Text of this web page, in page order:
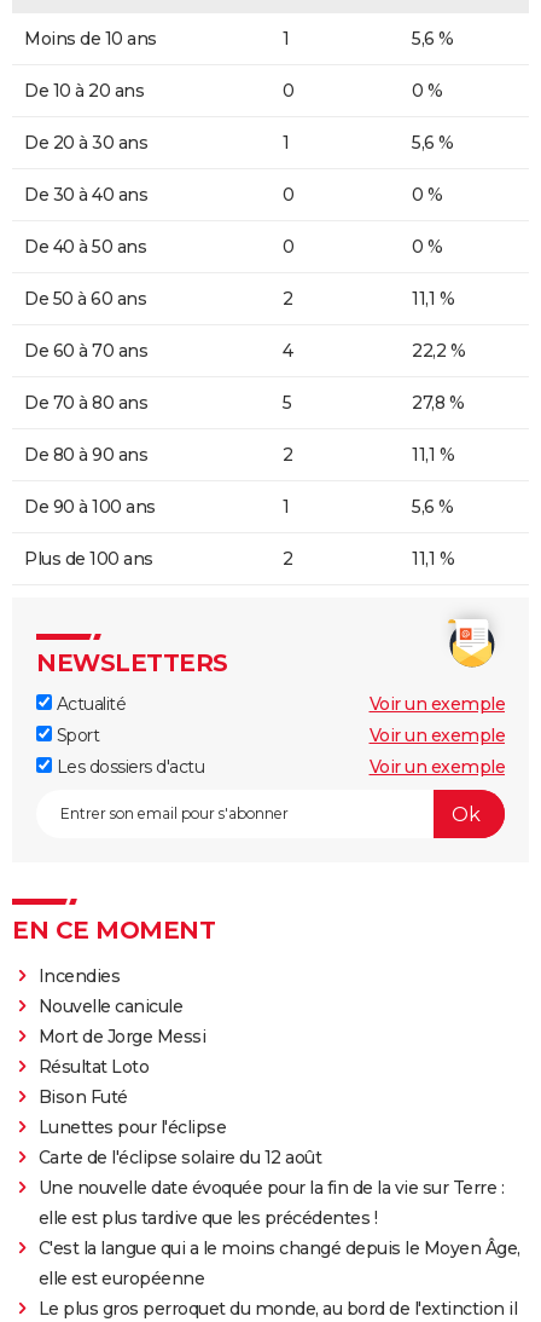
Moins de 10 ans 1 5,6 %
De 10 à 20 ans 0 0 %
De 20 à 30 ans 1 5,6 %
De 30 à 40 ans 0 0 %
De 40 à 50 ans 0 0 %
De 50 à 60 ans 2 11,1 %
De 60 à 70 ans 4 22,2 %
De 70 à 80 ans 5 27,8 %
De 80 à 90 ans 2 11,1 %
De 90 à 100 ans 1 5,6 %
Plus de 100 ans 2 11,1 %
NEWSLETTERS
Actualité
Voir un exemple
Sport
Voir un exemple
Les dossiers d'actu
Voir un exemple
EN CE MOMENT
Incendies
Nouvelle canicule
Mort de Jorge Messi
Résultat Loto
Bison Futé
Lunettes pour l'éclipse
Carte de l'éclipse solaire du 12 août
Une nouvelle date évoquée pour la fin de la vie sur Terre :
elle est plus tardive que les précédentes !
C'est la langue qui a le moins changé depuis le Moyen Âge,
elle est européenne
Le plus gros perroquet du monde, au bord de l'extinction il